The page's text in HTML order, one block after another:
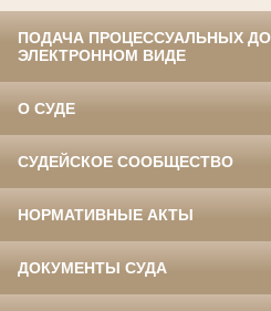
ПОДАЧА ПРОЦЕССУАЛЬНЫХ
ЭЛЕКТРОННОМ ВИДЕ
О СУДЕ
СУДЕЙСКОЕ СООБЩЕСТВО
НОРМАТИВНЫЕ АКТЫ
ДОКУМЕНТЫ СУДА